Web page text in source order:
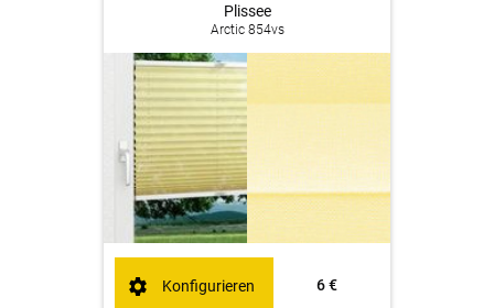
Plissee
Arctic 854vs
6 €
Konfigurieren